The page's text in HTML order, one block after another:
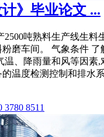
》毕业论文 ...
2500吨熟料生产线生料
磨车间。 气象条件 了
温、降雨量和风等因素,
温度检测控制和排水
8511